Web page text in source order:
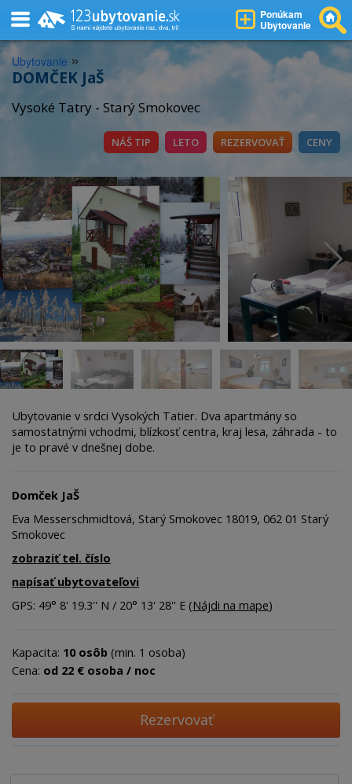
Ponúkam
Ubytovanie
Ubytovanie »
DOMČEK JaŠ
Vysoké Tatry - Starý Smokovec
NÁŠ TIP LETO REZERVOVAŤ CENY
Ubytovanie v srdci Vysokých Tatier. Dva apartmány so
samostatnými vchodmi, blízkosť centra, kraj lesa, záhrada - to
je to pravé v dnešnej dobe.
Domček JaŠ
Eva Messerschmidtová, Starý Smokovec 18019, 062 01 Starý
Smokovec
zobraziť tel. číslo
napísať ubytovateľovi
GPS: 49° 8' 19.3'' N / 20° 13' 28'' E (Nájdi na mape)
Kapacita: 10 osôb (min. 1 osoba)
Cena: od 22 € osoba / noc
Rezervovať